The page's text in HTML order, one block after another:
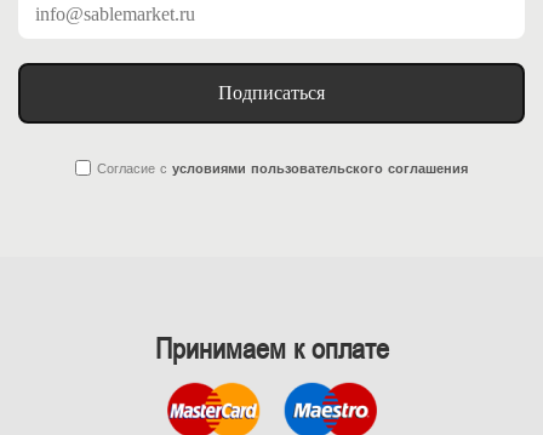
Подписаться
Согласие с условиями пользовательского соглашения
Принимаем к оплате